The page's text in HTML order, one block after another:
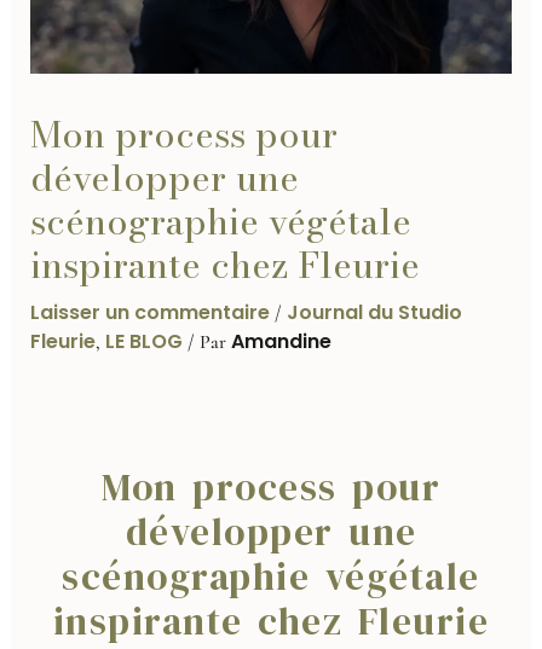
Mon process pour
développer une
scénographie végétale
inspirante chez Fleurie
Laisser un commentaire / Journal du Studio
Fleurie, LE BLOG / Par Amandine
Mon process pour
développer une
scénographie végétale
inspirante chez Fleurie